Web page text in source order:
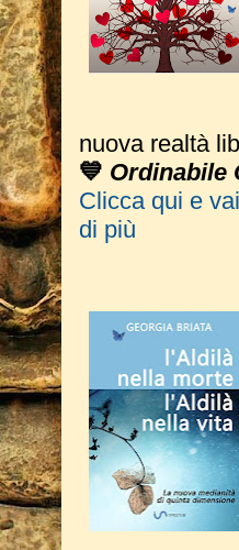
nuova realtà
💙 Ordinabile
Clicca qui e
di più